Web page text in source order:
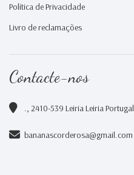
Política de Privacidade
Livro de reclamações
Contacte-nos
., 2410-539 Leiria Leiria Portugal
bananascorderosa@gmail.com